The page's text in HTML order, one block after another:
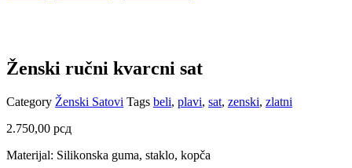
Ženski ručni kvarcni sat
Category Ženski Satovi Tags beli, plavi, sat, zenski, zlatni
2.750,00 рсд
Materijal: Silikonska guma, staklo, kopča